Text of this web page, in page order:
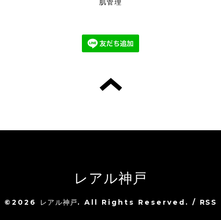
レアル神戸
©2026 レアル神戸. All Rights Reserved. / RSS